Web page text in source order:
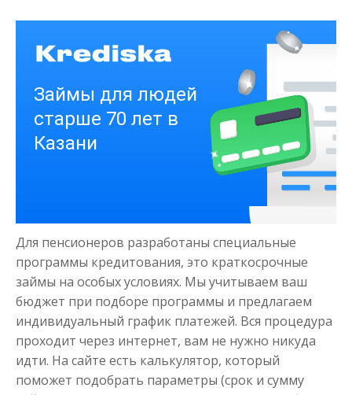
Срок от 1до 21 дня
Получить
до
Срок от 1до 21 дня
Получить
Для пенсионеров разработаны специальные
программы кредитования, это краткосрочные
займы на особых условиях. Мы учитываем ваш
бюджет при подборе программы и предлагаем
индивидуальный график платежей. Вся процедура
проходит через интернет, вам не нужно никуда
идти. На сайте есть калькулятор, который
поможет подобрать параметры (срок и сумму